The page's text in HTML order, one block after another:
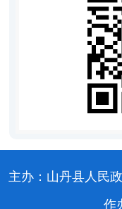
主办：山丹县人民
作